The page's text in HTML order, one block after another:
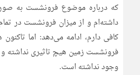
که درباره موضوع فرونشست به
داشته‌ام و از میزان فرونشست در
کافی دارم، ادامه می‌دهد: اما
فرونشست زمین هیچ تاثیری نداشته و
وجود نداشته است.